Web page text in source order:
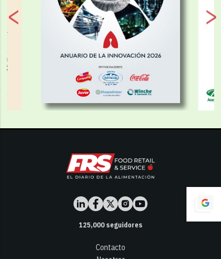
125,000seguidores
Contacto